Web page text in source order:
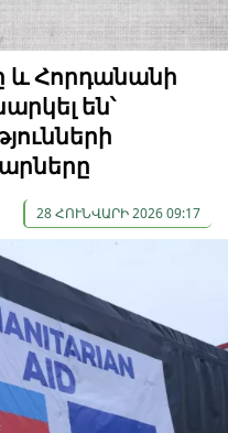
և Հորդանանի
են՝
28 ՀՈՒՆՎԱՐԻ 2026 09:17